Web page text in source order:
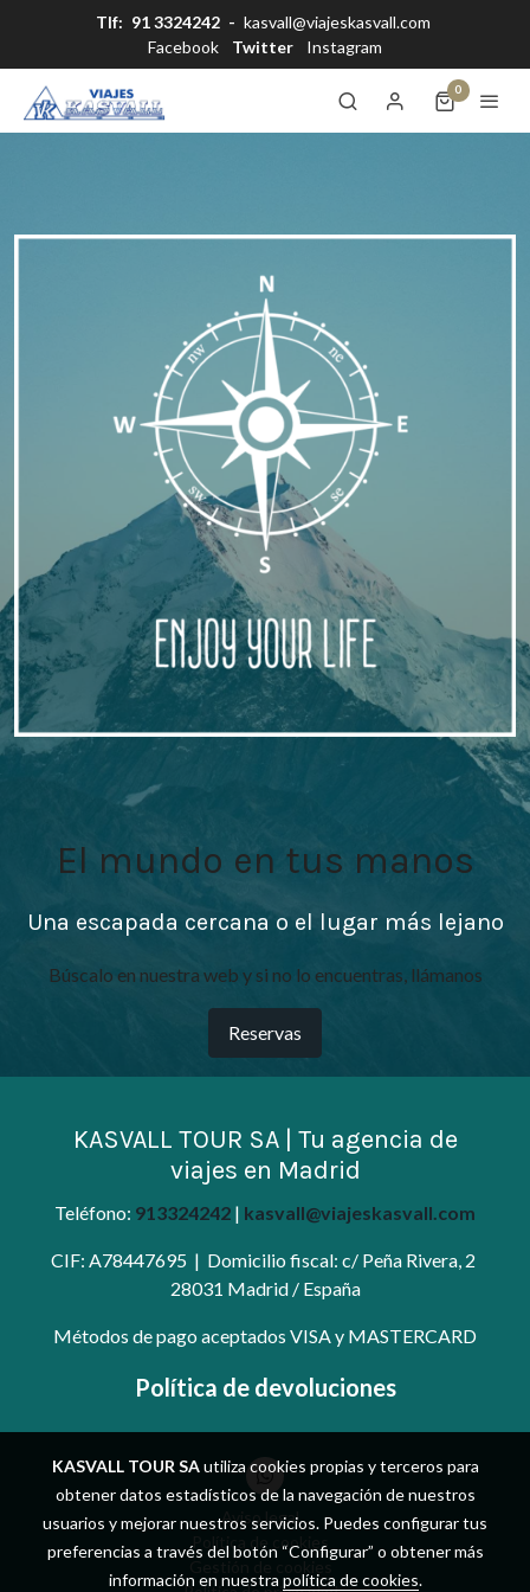
Tlf: 91 3324242 - kasvall@viajeskasvall.com
Facebook
Twitter Instagram
0
El mundo en tus manos
Una escapada cercana o el lugar más lejano
Búscalo en nuestra web y si no lo encuentras, llámanos
Reservas
KASVALL TOUR SA | Tu agencia de
viajes en Madrid
Teléfono: 913324242 | kasvall@viajeskasvall.com
CIF: A78447695 | Domicilio fiscal: c/ Peña Rivera, 2
28031 Madrid / España
Métodos de pago aceptados VISA y MASTERCARD
Política de devoluciones
Aviso legal
Política de cookies
Gestión de cookies
KASVALL TOUR SAutiliza cookies propias y terceros para
obtener datos estadísticos de la navegación de nuestros
usuarios y mejorar nuestros servicios. Puedes configurar tus
preferencias a través del botón “Configurar” o obtener más
información en nuestra política de cookies.